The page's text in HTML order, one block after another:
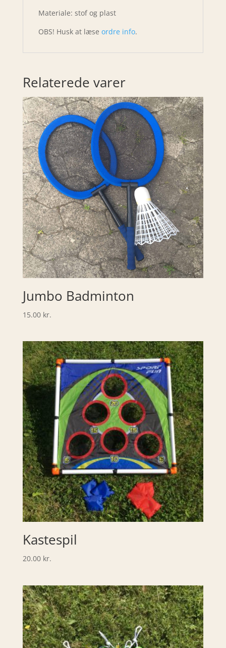
Materiale: stof og plast
OBS! Husk at læse ordre info.
Relaterede varer
Jumbo Badminton
15.00 kr.
Kastespil
20.00 kr.